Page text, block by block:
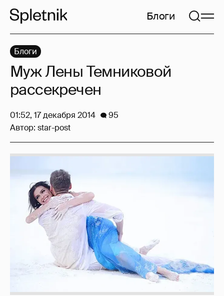
Блоги
Блоги
Муж Лены Темниковой
рассекречен
01:52, 17 декабря 2014
95
Автор: star-post